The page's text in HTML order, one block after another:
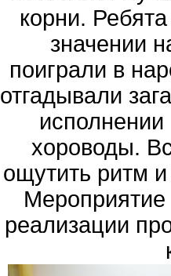
корни.
значении
поиграли в
отгадывали
хороводы.
ощутить ритм
реализации